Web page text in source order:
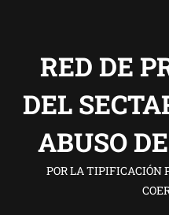
RED DE
DEL
ABUSO
POR LA TIPIFICACIÓN